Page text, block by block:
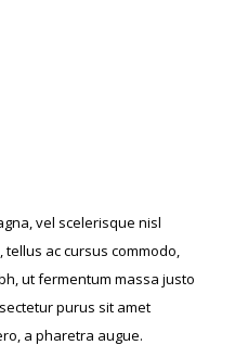
vel scelerisque nisl
ac cursus commodo,
ut fermentum massa justo
purus sit amet
a pharetra augue.